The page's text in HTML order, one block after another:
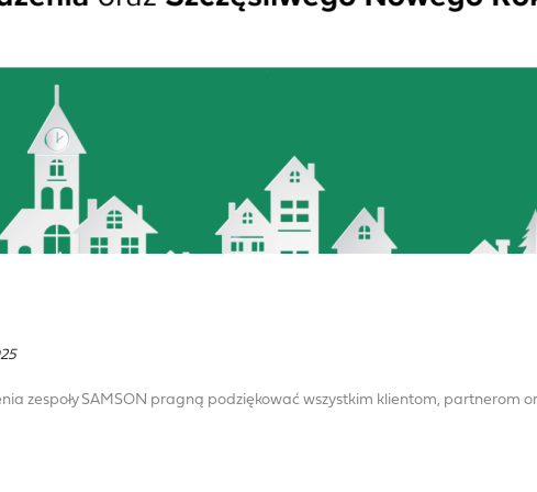
zespoły SAMSON pragną podziękować wszystkim klientom, partnerom